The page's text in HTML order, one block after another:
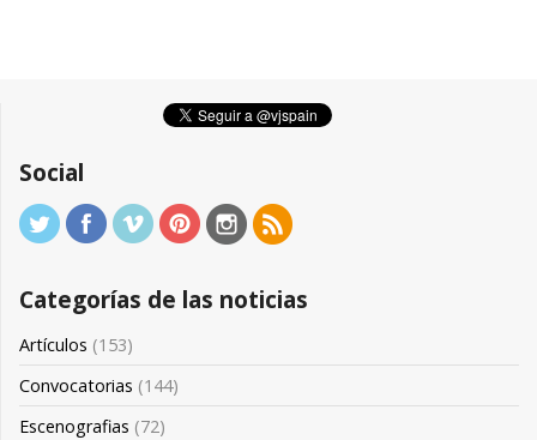
Social
Categorías de las noticias
Artículos (153)
Convocatorias (144)
Escenografias (72)